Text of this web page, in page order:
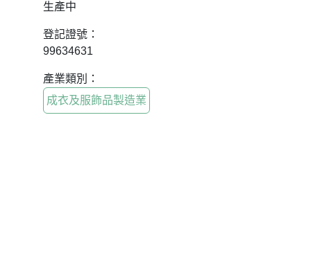
生產中
登記證號：
99634631
產業類別：
成衣及服飾品製造業